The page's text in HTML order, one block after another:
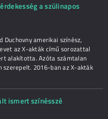
a szülinapos
Duchovny amerikai színész,
az X-akták című sorozattal
alakította. Azóta számtalan
2016-ban az X-akták
ismert színésszé